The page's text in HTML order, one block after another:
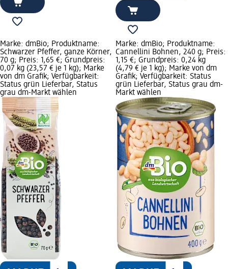
Marke: dmBio; Produktname:
Schwarzer Pfeffer, ganze Körner,
70 g; Preis: 1,65 €; Grundpreis:
0,07 kg (23,57 € je 1 kg); Marke
von dm Grafik; Verfügbarkeit:
Status grün Lieferbar, Status
grau dm-Markt wählen
Marke: dmBio; Produktname:
Cannellini Bohnen, 240 g; Preis:
1,15 €; Grundpreis: 0,24 kg
(4,79 € je 1 kg); Marke von dm
Grafik; Verfügbarkeit: Status
grün Lieferbar, Status grau dm-
Markt wählen